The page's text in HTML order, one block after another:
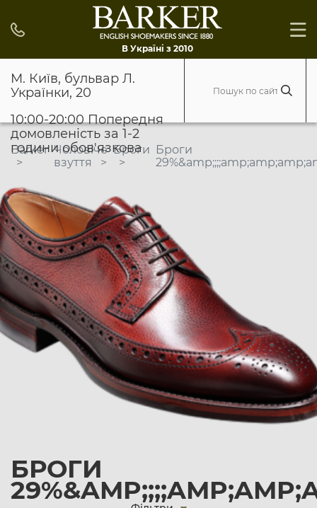
В Україні з 2010
М. Київ, бульвар Л.
Українки, 20
10:00-20:00 Попередня
домовленість за 1-2
години обов'язкова
Barker Чоловіче
взуття
Броги Броги
БРОГИ